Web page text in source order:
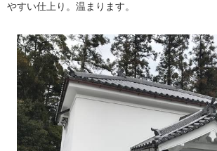
やすい仕上り。温まります。